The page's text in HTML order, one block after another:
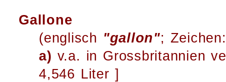
Gallone
(englisch "gallon";
a) v.a. in Grossbritannien
4,546 Liter ]